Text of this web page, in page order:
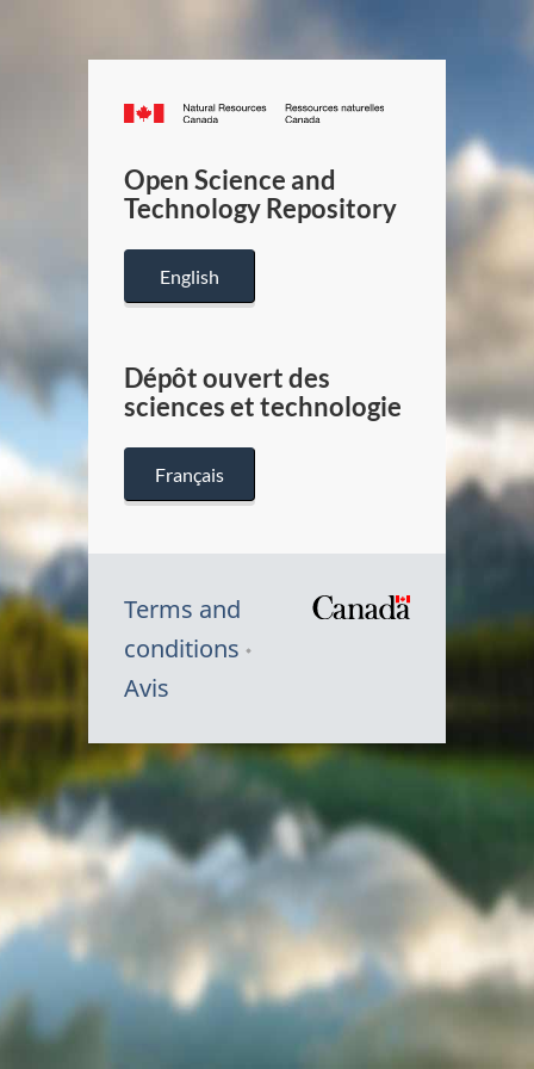
Canada.ca
/
Canada
Open Science and
Technology Repository
English
Dépôt ouvert des
sciences et technologie
Français
Terms and
conditions
Avis
Symbole
du